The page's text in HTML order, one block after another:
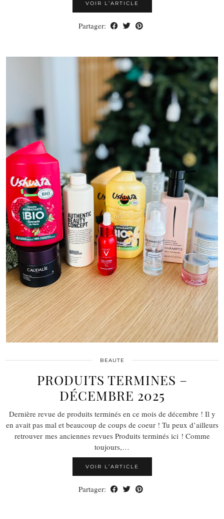
VOIR L’ARTICLE
Partager:
BEAUTE
PRODUITS TERMINES –
DÉCEMBRE 2025
Dernière revue de produits terminés en ce mois de décembre ! Il y
en avait pas mal et beaucoup de coups de coeur ! Tu peux d’ailleurs
retrouver mes anciennes revues Produits terminés ici ! Comme
toujours,…
VOIR L’ARTICLE
Partager: